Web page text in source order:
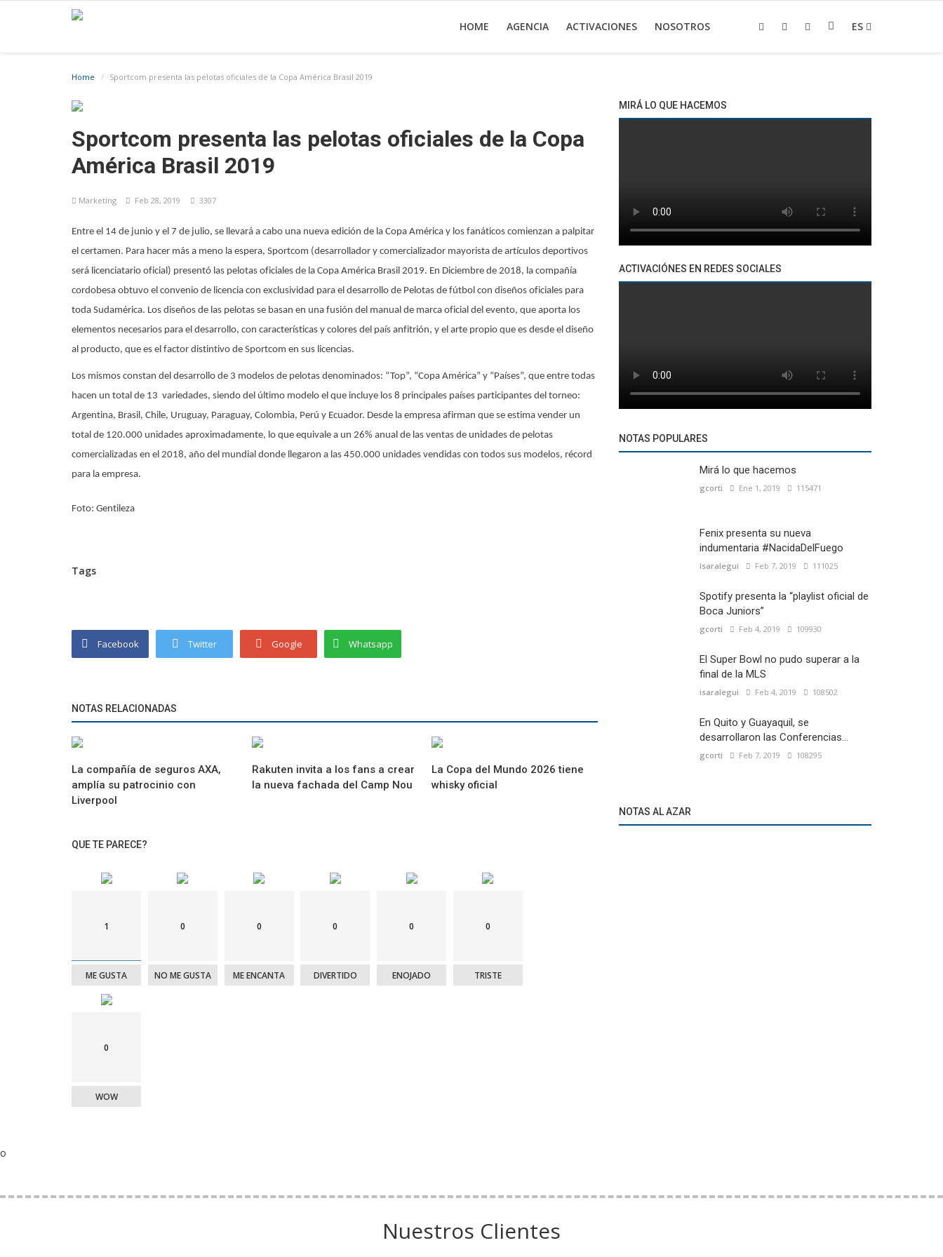
HOME AGENCIA ACTIVACIONES NOSOTROS ES
Home Sportcom presenta las pelotas oficiales de la Copa América Brasil 2019
Sportcom presenta las pelotas oficiales de la Copa
América Brasil 2019
Marketíng Feb 28, 2019 3307
Entre el 14 de junio y el 7 de julio, se llevará a cabo una nueva edición de la Copa América y los fanáticos comienzan a palpitar
el certamen. Para hacer más a meno la espera, Sportcom (desarrollador y comercializador mayorista de artículos deportivos
será licenciatario oficial) presentó las pelotas oficiales de la Copa América Brasil 2019. En Diciembre de 2018, la compañía
cordobesa obtuvo el convenio de licencia con exclusividad para el desarrollo de Pelotas de fútbol con diseños oficiales para
toda Sudamérica. Los diseños de las pelotas se basan en una fusión del manual de marca oficial del evento, que aporta los
elementos necesarios para el desarrollo, con características y colores del país anfitrión, y el arte propio que es desde el diseño
al producto, que es el factor distintivo de Sportcom en sus licencias.
Los mismos constan del desarrollo de 3 modelos de pelotas denominados: “Top”, “Copa América” y “Países”, que entre todas
hacen un total de 13 variedades, siendo del último modelo el que incluye los 8 principales países participantes del torneo:
Argentina, Brasil, Chile, Uruguay, Paraguay, Colombia, Perú y Ecuador. Desde la empresa afirman que se estima vender un
total de 120.000 unidades aproximadamente, lo que equivale a un 26% anual de las ventas de unidades de pelotas
comercializadas en el 2018, año del mundial donde llegaron a las 450.000 unidades vendidas con todos sus modelos, récord
para la empresa.
Foto: Gentileza
Tags
Facebook Twitter Google Whatsapp
NOTAS RELACIONADAS
La compañía de seguros AXA,
amplía su patrocinio con
Liverpool
Rakuten invita a los fans a crear
la nueva fachada del Camp Nou
La Copa del Mundo 2026 tiene
whisky oficial
QUE TE PARECE?
1
ME GUSTA
0
NO ME GUSTA
0
ME ENCANTA
0
DIVERTIDO
0
ENOJADO
0
TRISTE
0
WOW
MIRÁ LO QUE HACEMOS
ACTIVACIÓNES EN REDES SOCIALES
NOTAS POPULARES
Mirá lo que hacemos
gcorti Ene 1, 2019 115471
Fenix presenta su nueva
indumentaria #NacidaDelFuego
isaralegui Feb 7, 2019 111025
Spotify presenta la “playlist oficial de
Boca Juniors”
gcorti Feb 4, 2019 109930
El Super Bowl no pudo superar a la
final de la MLS
isaralegui Feb 4, 2019 108502
En Quito y Guayaquil, se
desarrollaron las Conferencias...
gcorti Feb 7, 2019 108295
NOTAS AL AZAR
o
Nuestros Clientes